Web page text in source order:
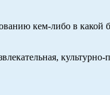
кем-либо в
культурно-